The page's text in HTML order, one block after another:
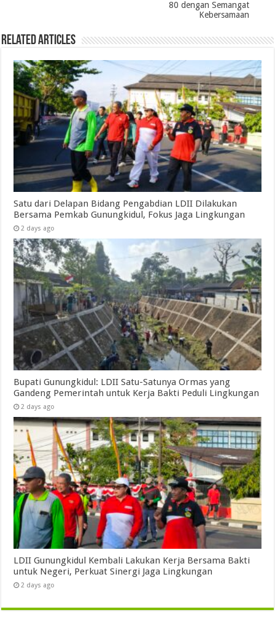
80 dengan Semangat
Kebersamaan
Related Articles
Satu dari Delapan Bidang Pengabdian LDII Dilakukan
Bersama Pemkab Gunungkidul, Fokus Jaga Lingkungan
2 days ago
Bupati Gunungkidul: LDII Satu-Satunya Ormas yang
Gandeng Pemerintah untuk Kerja Bakti Peduli Lingkungan
2 days ago
LDII Gunungkidul Kembali Lakukan Kerja Bersama Bakti
untuk Negeri, Perkuat Sinergi Jaga Lingkungan
2 days ago